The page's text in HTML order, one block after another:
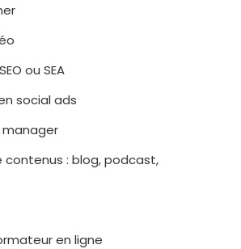
ou SEA
social ads
contenus : blog, podcast,
en ligne